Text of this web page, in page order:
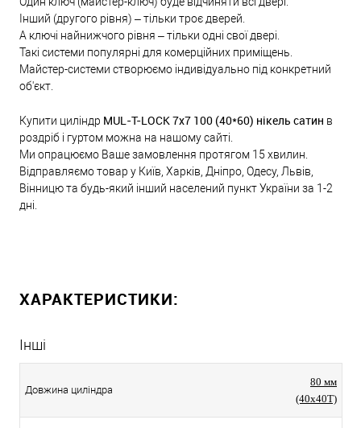
Інший (другого рівня) – тільки троє дверей.
А ключі найнижчого рівня – тільки одні свої двері.
Такі системи популярні для комерційних приміщень.
Майстер-системи створюємо індивідуально під конкретний
об'єкт.
Купити циліндр MUL-T-LOCK 7x7 100 (40*60) нікель сатин в
роздріб і гуртом можна на нашому сайті.
Ми опрацюємо Ваше замовлення протягом 15 хвилин.
Відправляємо товар у Київ, Харків, Дніпро, Одесу, Львів,
Вінницю та будь-який інший населений пункт України за 1-2
дні.
ХАРАКТЕРИСТИКИ:
Інші
Довжина циліндра
80 мм
(40x40T)